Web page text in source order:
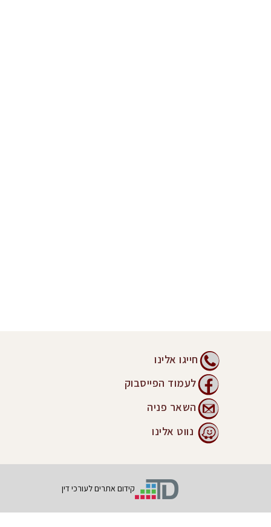
חייגו אלינו
לעמוד הפייסבוק
השאר פניה
נווט אלינו
קידום אתרים לעורכי דין